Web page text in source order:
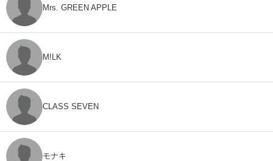
Mrs. GREEN APPLE
M!LK
CLASS SEVEN
モナキ